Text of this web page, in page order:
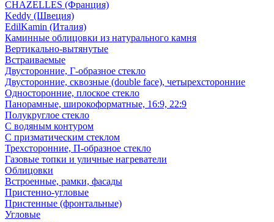
CHAZELLES (Франция)
Keddy (Швеция)
EdilKamin (Италия)
Каминные облицовки из натурального камня
Вертикально-вытянутые
Встраиваемые
Двусторонние, Г-образное стекло
Двусторонние, сквозные (double face), четырехсторонние
Односторонние, плоское стекло
Панорамные, широкоформатные, 16:9, 22:9
Полукруглое стекло
С водяным контуром
С призматическим стеклом
Трехсторонние, П-образное стекло
Газовые топки и уличные нагреватели
Облицовки
Встроенные, рамки, фасады
Пристенно-угловые
Пристенные (фронтальные)
Угловые